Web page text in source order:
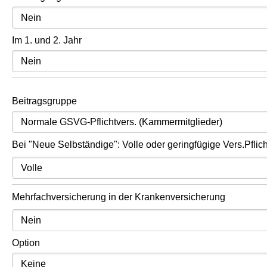
Im 1. und 2. Jahr
Beitragsgruppe
Bei "Neue Selbständige": Volle oder geringfügige
Mehrfachversicherung in der Krankenversicherung
Option